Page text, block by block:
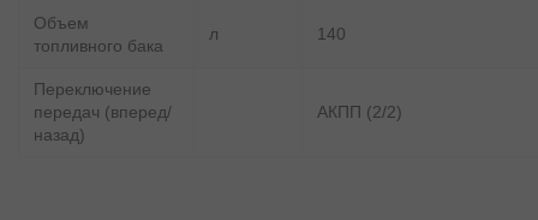
Объем
топливного бака
л 140
Переключение
передач (вперед/
назад)
АКПП (2/2)